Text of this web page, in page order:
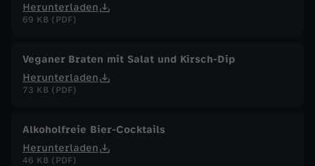
Herunterladen
69 KB (PDF)
Veganer Braten mit Salat und Kirsch-Dip
Herunterladen
73 KB (PDF)
Alkoholfreie Bier-Cocktails
Herunterladen
46 KB (PDF)